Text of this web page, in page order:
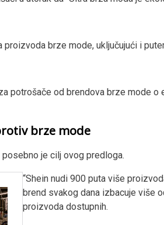
proizvoda brze mode, uključujući i
potrošače od brendova brze mode
brze mode
je cilj ovog predloga.
“Shein nudi 900 puta više
brend svakog dana izbacuje više
proizvoda dostupnih.